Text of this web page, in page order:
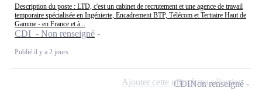
Description du poste : LTD, c'est un cabinet de recrutement et une agence de travail
temporaire spécialisée en Ingénierie, Encadrement BTP, Télécom et Tertiaire Haut de
Gamme - en France et à...
CDI - Non renseigné
Publié il y a 2 jours
CDINon renseigné
Ajouter cette offre à ma sélection